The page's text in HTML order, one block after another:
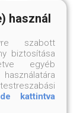
MALA
Ft
használ
szabott
biztosítása
egyéb
kattintva